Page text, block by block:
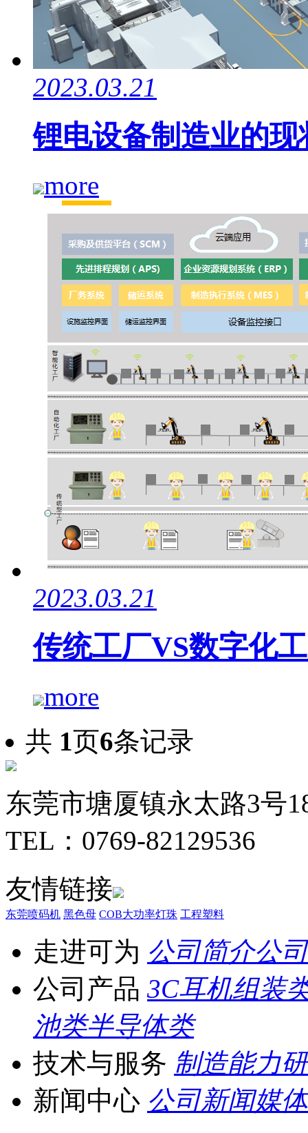
2023.03.21
锂电设备制造业的现
more
2023.03.21
传统工厂VS数字化
more
共 1页6条记录
东莞市塘厦镇永太路3号
TEL：0769-82129536
友情链接
东莞喷码机 黑色母 COB大功率灯珠 工程塑料
走进可为 公司简介公
公司产品 3C耳机组装
池类半导体类
技术与服务 制造能力
新闻中心 公司新闻媒